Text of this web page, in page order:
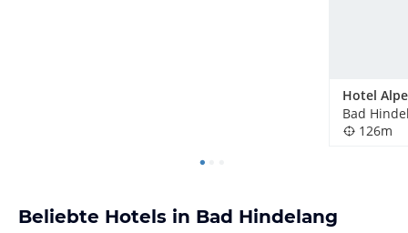
Bad
126m
Beliebte Hotels in Bad Hindelang